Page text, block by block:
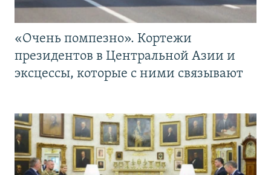
«Очень помпезно». Кортежи
президентов в Центральной Азии и
эксцессы, которые с ними связывают